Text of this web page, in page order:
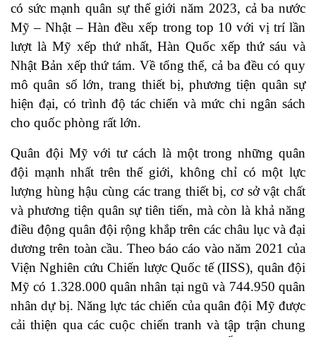
có sức mạnh quân sự thế giới năm 2023, cả ba nước
Mỹ – Nhật – Hàn đều xếp trong top 10 với vị trí lần
lượt là Mỹ xếp thứ nhất, Hàn Quốc xếp thứ sáu và
Nhật Bản xếp thứ tám. Về tổng thể, cả ba đều có quy
mô quân số lớn, trang thiết bị, phương tiện quân sự
hiện đại, có trình độ tác chiến và mức chi ngân sách
cho quốc phòng rất lớn.
Quân đội Mỹ với tư cách là một trong những quân
đội mạnh nhất trên thế giới, không chỉ có một lực
lượng hùng hậu cùng các trang thiết bị, cơ sở vật chất
và phương tiện quân sự tiên tiến, mà còn là khả năng
điều động quân đội rộng khắp trên các châu lục và đại
dương trên toàn cầu. Theo báo cáo vào năm 2021 của
Viện Nghiên cứu Chiến lược Quốc tế (IISS), quân đội
Mỹ có 1.328.000 quân nhân tại ngũ và 744.950 quân
nhân dự bị. Năng lực tác chiến của quân đội Mỹ được
cải thiện qua các cuộc chiến tranh và tập trận chung